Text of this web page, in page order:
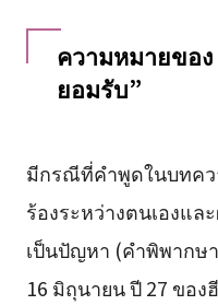
ความหมายขอ
ยอมรับ”
มีกรณีที่คำพูดในบทคว
ร้องระหว่างตนเองแ
เป็นปัญหา (คำพิพากษ
16 มิถุนายน ปี 27 ของ